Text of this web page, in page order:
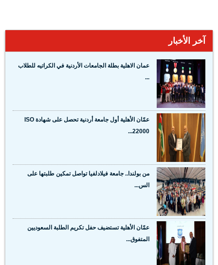
آخر الأخبار
عمان الاهلية بطلة الجامعات الأردنية في الكراتيه للطلاب
...
عمّان الأهلية أول جامعة أردنية تحصل على شهادة ISO
22000...
من بولندا.. جامعة فيلادلفيا تواصل تمكين طلبتها على
الس...
عمّان الأهلية تستضيف حفل تكريم الطلبة السعوديين
المتفوق...